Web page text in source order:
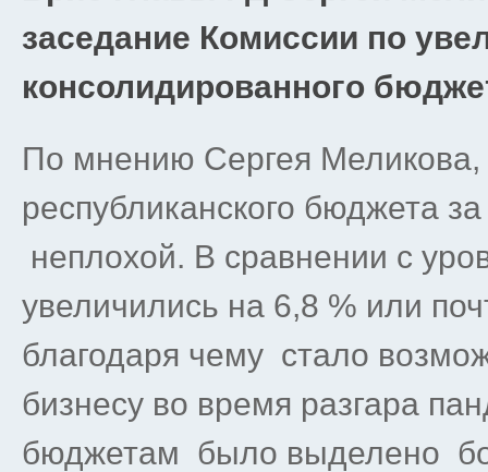
заседание Комиссии по
консолидированного
По мнению Сергея Меликова,
республиканского бюджета
неплохой. В сравнении с
увеличились на 6,8 % или
благодаря чему стало
бизнесу во время разгара
бюджетам было выделено